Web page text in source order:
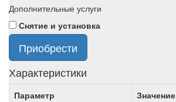
Дополнительные услуги
Снятие и установка
Приобрести
Характеристики
Параметр
Значение